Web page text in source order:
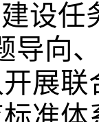
设任
导向
展联